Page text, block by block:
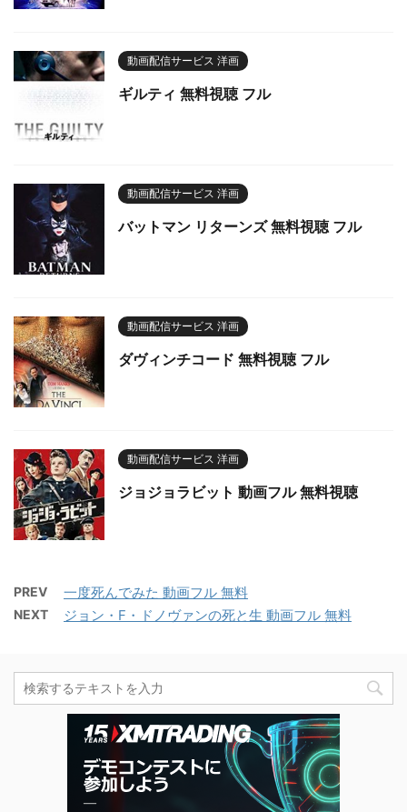
動画配信サービス 洋画
ギルティ 無料視聴 フル
動画配信サービス 洋画
バットマン リターンズ 無料視聴 フル
動画配信サービス 洋画
ダヴィンチコード 無料視聴 フル
動画配信サービス 洋画
ジョジョラビット 動画フル 無料視聴
PREV 一度死んでみた 動画フル 無料
NEXT ジョン・F・ドノヴァンの死と生 動画フル 無料